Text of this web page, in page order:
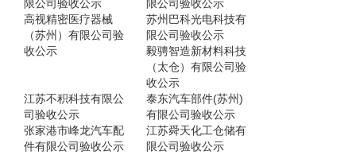
限公司验收公示
限公司验收公示
高视精密医疗器械
（苏州）有限公司验
收公示
苏州巴科光电科技有
限公司验收公示
毅骋智造新材料科技
（太仓）有限公司验
收公示
江苏不积科技有限公
司验收公示
泰东汽车部件(苏州)
有限公司验收公示
张家港市峰龙汽车配
件有限公司验收公示
江苏舜天化工仓储有
限公司验收公示